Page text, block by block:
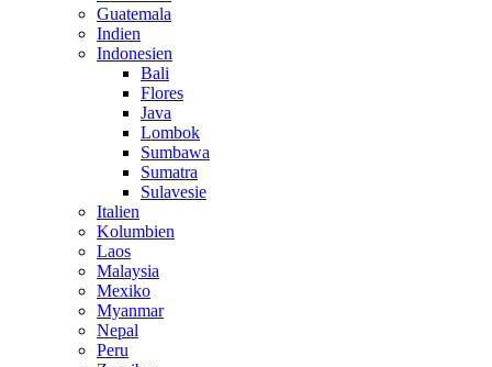
Guatemala
Indien
Indonesien
Bali
Flores
Java
Lombok
Sumbawa
Sumatra
Sulavesie
Italien
Kolumbien
Laos
Malaysia
Mexiko
Myanmar
Nepal
Peru